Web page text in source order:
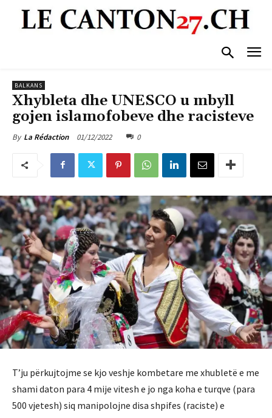
BALKANS
Xhybleta dhe UNESCO u mbyll
gojen islamofobeve dhe racisteve
By La Rédaction 01/12/2022 0
T’ju përkujtojme se kjo veshje kombetare me xhubletë e me
shami daton para 4 mije vitesh e jo nga koha e turqve (para
500 vjetesh) siq manipolojne disa shpifes (raciste) e